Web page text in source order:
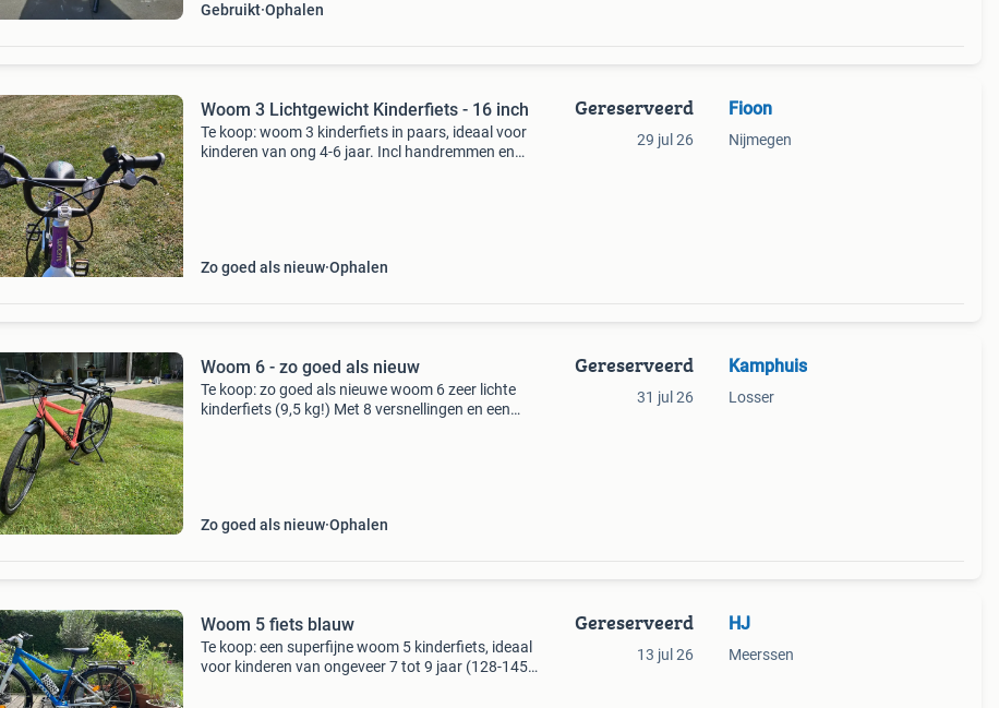
Gebruikt Ophalen
Woom 3 Lichtgewicht Kinderfiets - 16 inch
Te koop: woom 3 kinderfiets in paars, ideaal voor
kinderen van ong 4-6 jaar. Incl handremmen en
Zo goed als nieuw Ophalen
Gereserveerd
29 jul 26
Fioon
Nijmegen
Woom 6 - zo goed als nieuw
Te koop: zo goed als nieuwe woom 6 zeer lichte
kinderfiets (9,5 kg!) Met 8 versnellingen en een
Zo goed als nieuw Ophalen
Gereserveerd
31 jul 26
Kamphuis
Losser
Woom 5 fiets blauw
Te koop: een superfijne woom 5 kinderfiets, ideaal
voor kinderen van ongeveer 7 tot 9 jaar (128-145
Gereserveerd
13 jul 26
HJ
Meerssen